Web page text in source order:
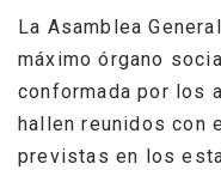
la
navegación
La Asamblea
máximo órgano
conformada por los
hallen reunidos con
previstas en los